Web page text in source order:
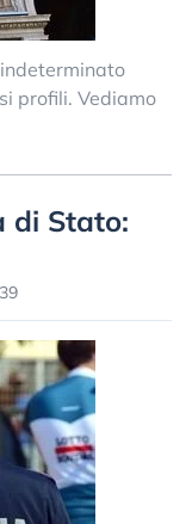
profili. Vediamo
di Stato: